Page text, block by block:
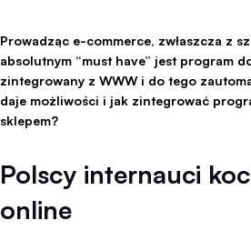
Prowadząc e-commerce, zwłaszcza z
absolutnym “must have” jest program
zintegrowany z WWW i do tego
daje możliwości i jak zintegrować
sklepem?
Polscy internauci
online